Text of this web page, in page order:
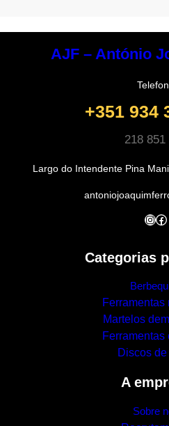
AJF – António
+351 934
218 851
Largo do Intendente Pina
InstagramFacebook
Categorias
Ferramentas
Martelos
Ferramentas
Discos
A
Sobre